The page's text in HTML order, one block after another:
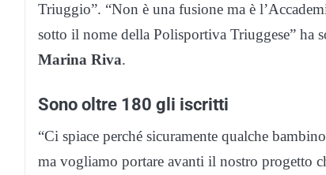
Triuggio”. “Non è una fusione ma è
sotto il nome della Polisportiva Triuggese” ha
Marina Riva.
Sono oltre 180 gli iscritti
“Ci spiace perché sicuramente qualche
ma vogliamo portare avanti il nostro progetto